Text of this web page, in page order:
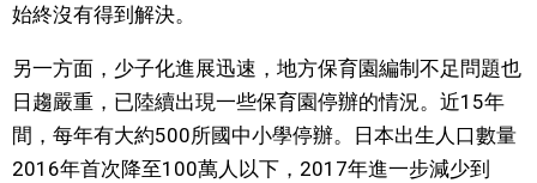
運動
娛樂
始終沒有得到解決。
另一方面，少子化進展迅速，地方保育園編制不足問題也
日趨嚴重，已陸續出現一些保育園停辦的情況。近15年
間，每年有大約500所國中小學停辦。日本出生人口數量
2016年首次降至100萬人以下，2017年進一步減少到